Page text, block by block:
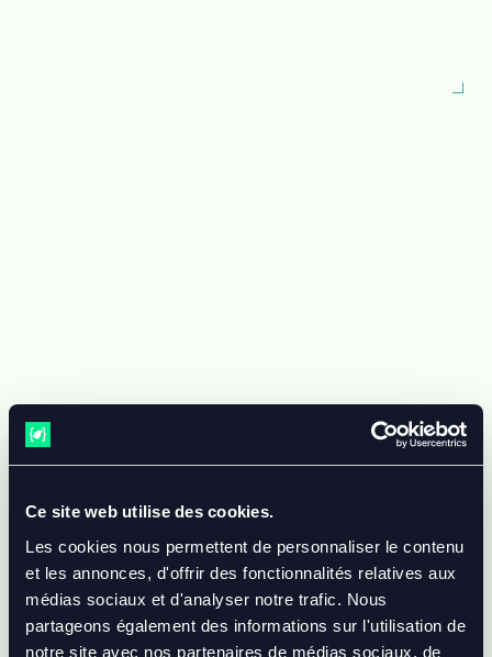
Ce site web utilise des cookies.
Les cookies nous permettent de personnaliser le contenu
et les annonces, d'offrir des fonctionnalités relatives aux
médias sociaux et d'analyser notre trafic. Nous
partageons également des informations sur l'utilisation de
notre site avec nos partenaires de médias sociaux, de